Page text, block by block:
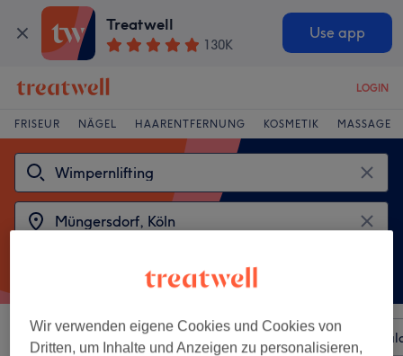
Treatwell
130K
Use app
LOGIN
FRISEUR NÄGEL HAARENTFERNUNG KOSMETIK MASSAGE
Sortieren nach Beliebiger Preis Besonderheiten
Wir verwenden eigene Cookies und Cookies von
Dritten, um Inhalte und Anzeigen zu personalisieren,